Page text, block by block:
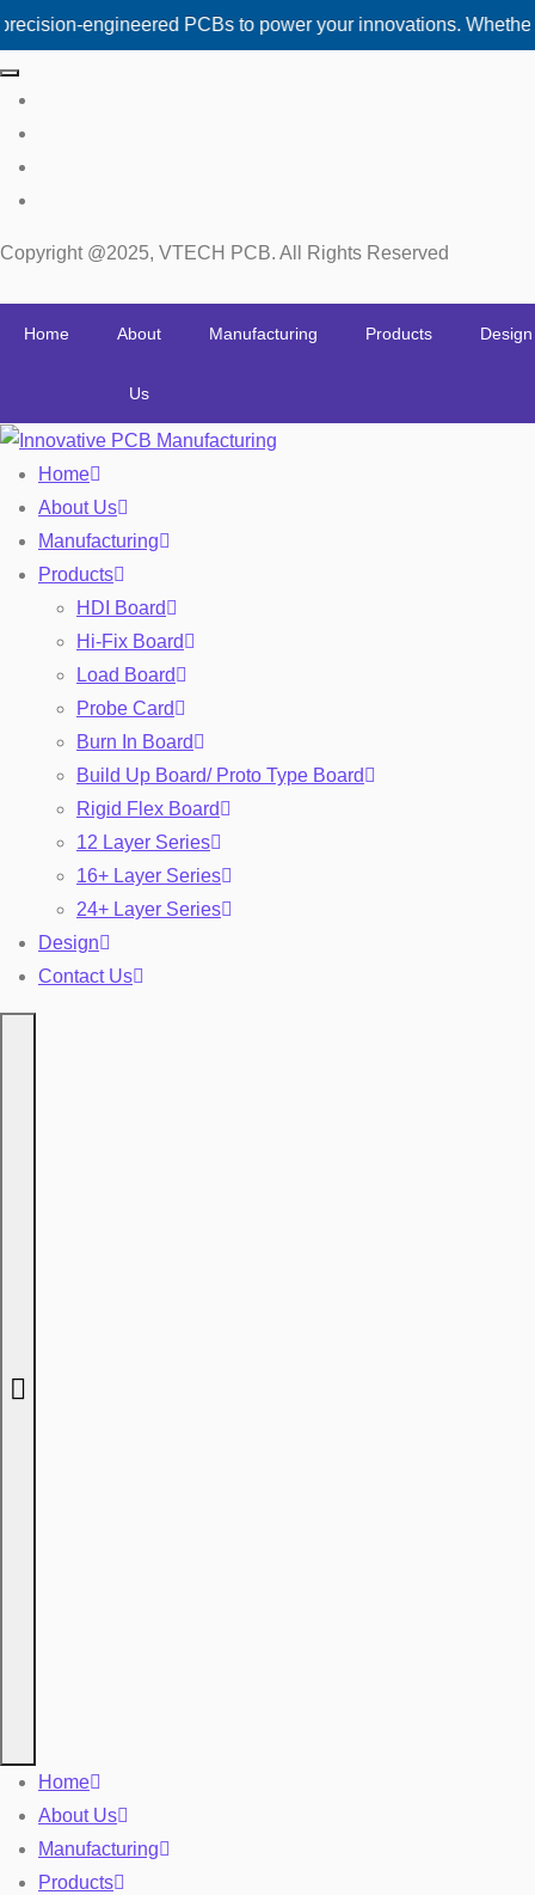
engineered PCBs to power your innovations. Whether you
Copyright @2025, VTECH PCB. All Rights Reserved
Home About
Us
Manufacturing Products Design
Home
About Us
Manufacturing
Products
HDI Board
Hi-Fix Board
Load Board
Probe Card
Burn In Board
Build Up Board/ Proto Type Board
Rigid Flex Board
12 Layer Series
16+ Layer Series
24+ Layer Series
Design
Contact Us
Home
About Us
Manufacturing
Products